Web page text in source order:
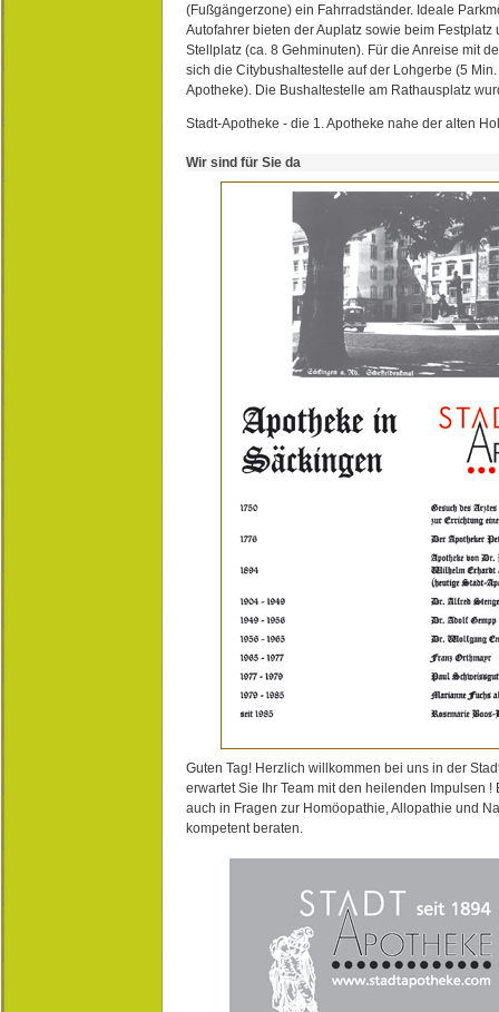
(Fußgängerzone) ein Fahrradständer. Ideale
Autofahrer bieten der Auplatz sowie beim Festplatz
Stellplatz (ca. 8 Gehminuten). Für die Anreise mit
sich die Citybushaltestelle auf der Lohgerbe (5
Apotheke). Die Bushaltestelle am Rathausplatz
Stadt-Apotheke - die 1. Apotheke nahe der alten
Wir sind für Sie da
Guten Tag! Herzlich willkommen bei uns in der
erwartet Sie Ihr Team mit den heilenden Impulsen !
auch in Fragen zur Homöopathie, Allopathie und
kompetent beraten.